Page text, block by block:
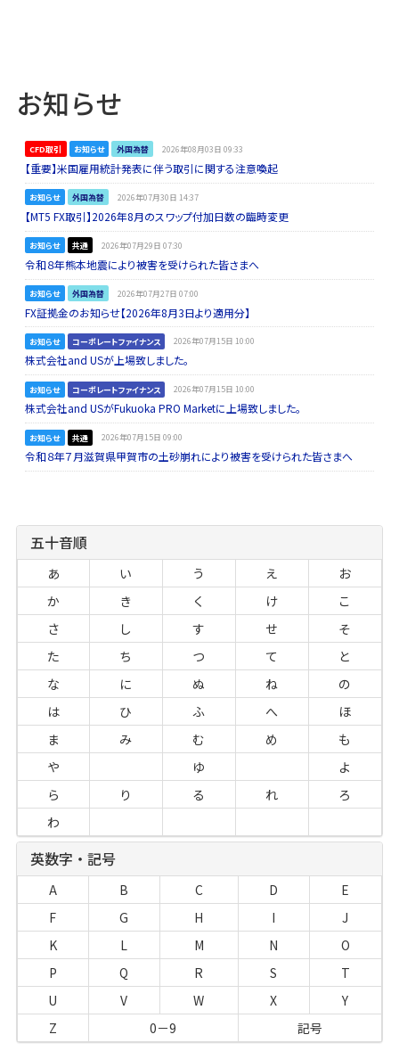
お知らせ
CFD取引 お知らせ 外国為替 2026年08月03日 09:33
【重要】米国雇用統計発表に伴う取引に関する注意喚起
お知らせ 外国為替 2026年07月30日 14:37
【MT5 FX取引】2026年8月のスワップ付加日数の臨時変更
お知らせ 共通 2026年07月29日 07:30
令和８年熊本地震により被害を受けられた皆さまへ
お知らせ 外国為替 2026年07月27日 07:00
FX証拠金のお知らせ【2026年8月3日より適用分】
お知らせ コーポレートファイナンス 2026年07月15日 10:00
株式会社and USが上場致しました。
お知らせ コーポレートファイナンス 2026年07月15日 10:00
株式会社and USがFukuoka PRO Marketに上場致しました。
お知らせ 共通 2026年07月15日 09:00
令和８年７月滋賀県甲賀市の土砂崩れにより被害を受けられた皆さまへ
五十音順
あ い う え
お
か
き く け
こ
さ
し す せ
そ
た
ち つ て
と
な
に ぬ ね
の
は
ひ ふ へ
ほ
ま
み む め
も
や
ゆ
よ
ら
り る れ
ろ
わ
英数字・記号
A B C D
E
F
G H I
J
K
L M N
O
P
Q R S
T
U
V W X
Y
Z
0－9 記号